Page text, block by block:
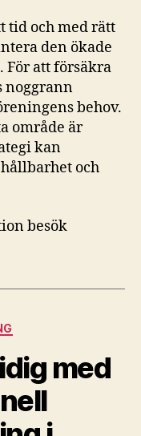
tid och med rätt
den ökade
att försäkra
noggrann
behov.
område är
kan
och
besök
med